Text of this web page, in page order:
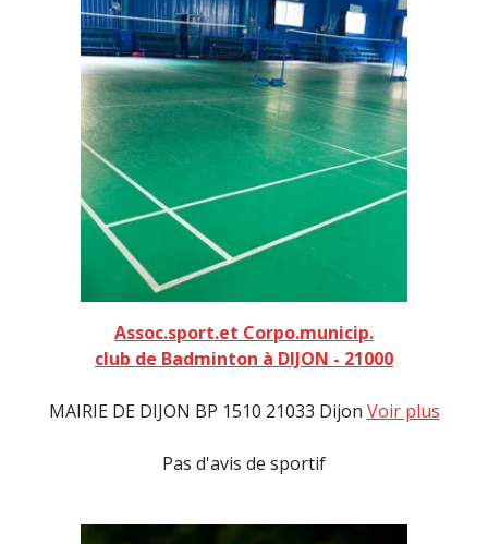
Assoc.sport.et Corpo.municip.
club de Badminton à DIJON - 21000
MAIRIE DE DIJON BP 1510 21033 Dijon Voir plus
Pas d'avis de sportif